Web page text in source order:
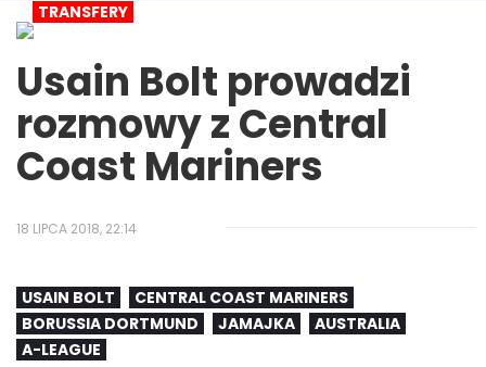
TRANSFERY
Usain Bolt prowadzi
rozmowy z Central
Coast Mariners
18 LIPCA 2018, 22:14
USAIN BOLT
CENTRAL COAST MARINERS
BORUSSIA DORTMUND
JAMAJKA
AUSTRALIA
A-LEAGUE